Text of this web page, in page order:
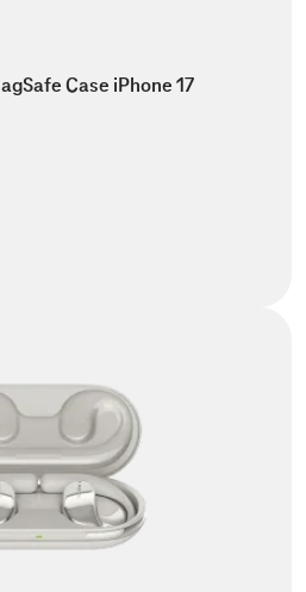
Case iPhone 17